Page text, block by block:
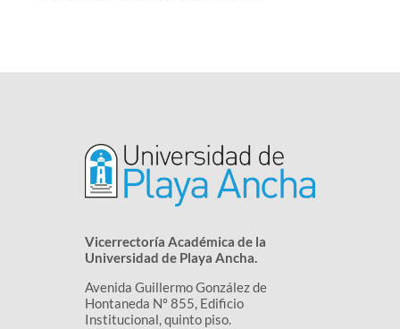
Vicerrectoría Académica de la
Universidad de Playa Ancha.
Avenida Guillermo González de
Hontaneda Nº 855, Edificio
Institucional, quinto piso.